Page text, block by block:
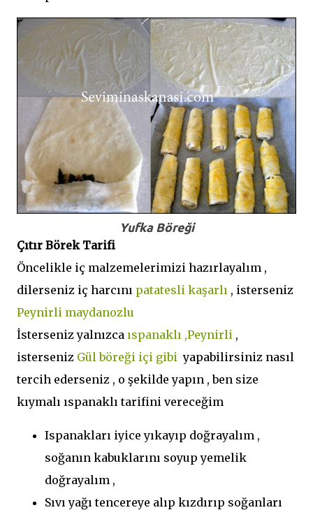
Yufka Böreği
Çıtır Börek Tarifi
Öncelikle iç malzemelerimizi hazırlayalım ,
dilerseniz iç harcını patatesli kaşarlı , isterseniz
Peynirli maydanozlu
İsterseniz yalnızca ıspanaklı ,Peynirli ,
isterseniz Gül böreği içi gibi yapabilirsiniz nasıl
tercih ederseniz , o şekilde yapın , ben size
kıymalı ıspanaklı tarifini vereceğim
Ispanakları iyice yıkayıp doğrayalım ,
soğanın kabuklarını soyup yemelik
doğrayalım ,
Sıvı yağı tencereye alıp kızdırıp soğanları